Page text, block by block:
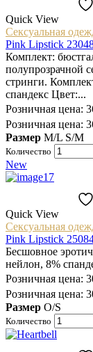
Quick View
Сексуальная
Pink Lipstick
Комплект:
полупрозрачной
стринги.
спандекс Цвет:...
Розничная цена:
Розничная цена:
Размер M/L S/M
Количество
New
Quick View
Сексуальная
Pink Lipstick
Бесшовное
нейлон, 8%
Розничная цена:
Розничная цена:
Размер O/S
Количество